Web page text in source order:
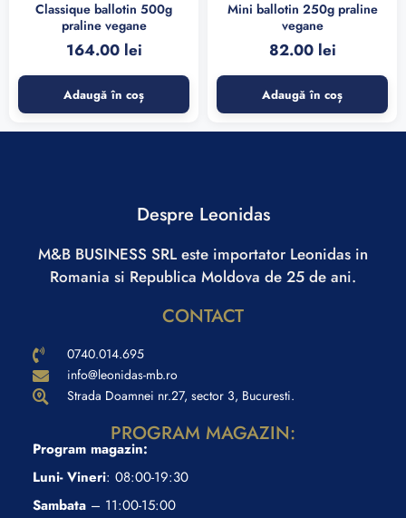
Classique ballotin 500g
praline vegane
164.00 lei
Adaugă în coș
Mini ballotin 250g praline
vegane
82.00 lei
Adaugă în coș
Despre Leonidas
M&B BUSINESS SRL este importator Leonidas in
Romania si Republica Moldova de 25 de ani.
CONTACT
0740.014.695
info@leonidas-mb.ro
Strada Doamnei nr.27, sector 3, Bucuresti.
PROGRAM MAGAZIN:
Program magazin:
Luni- Vineri: 08:00-19:30
Sambata – 11:00-15:00